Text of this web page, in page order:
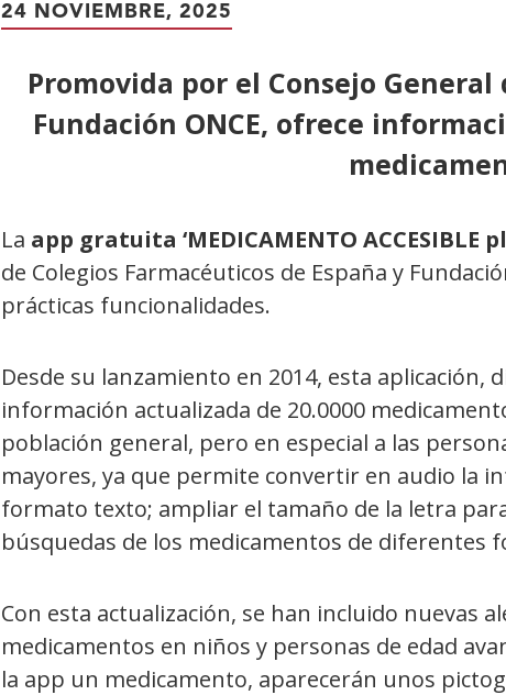
24 NOVIEMBRE, 2025
Promovida por el Consejo
Fundación ONCE, ofrece
La app gratuita ‘MEDICAMENTO ACCESIBLE
de Colegios Farmacéuticos de España y
prácticas funcionalidades.
Desde su lanzamiento en 2014, esta aplicación,
información actualizada de 20.0000
población general, pero en especial a las
mayores, ya que permite convertir en audio la
formato texto; ampliar el tamaño de la letra
búsquedas de los medicamentos de diferentes
Con esta actualización, se han incluido nuevas
medicamentos en niños y personas de edad
la app un medicamento, aparecerán unos